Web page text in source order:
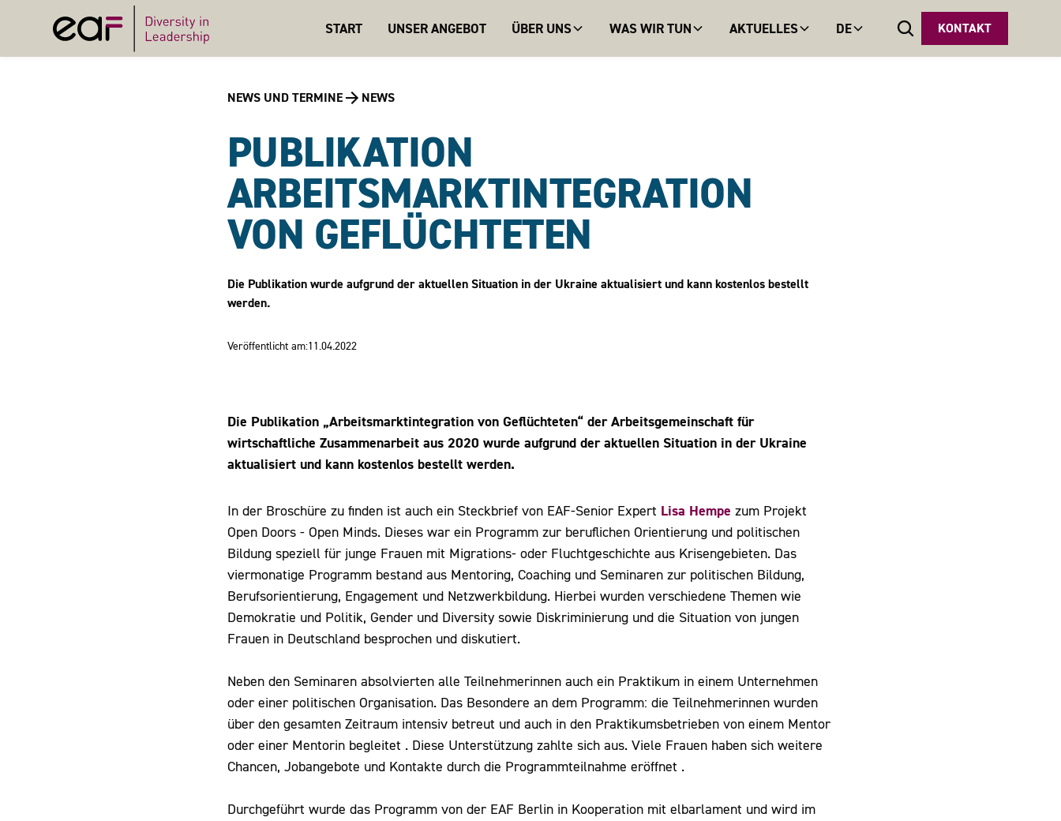
START UNSER ANGEBOT ÜBER UNS WAS WIR TUN AKTUELLES DE KONTAKT
NEWS UND TERMINE NEWS
PUBLIKATION
ARBEITSMARKTINTEGRATION
VON GEFLÜCHTETEN
Die Publikation wurde aufgrund der aktuellen Situation in der Ukraine aktualisiert und kann kostenlos bestellt
werden.
Veröffentlicht am:11.04.2022
Die Publikation „Arbeitsmarktintegration von Geflüchteten“ der Arbeitsgemeinschaft für
wirtschaftliche Zusammenarbeit aus 2020 wurde aufgrund der aktuellen Situation in der Ukraine
aktualisiert und kann kostenlos bestellt werden.
In der Broschüre zu finden ist auch ein Steckbrief von EAF-Senior Expert Lisa Hempe zum Projekt
Open Doors - Open Minds. Dieses war ein Programm zur beruflichen Orientierung und politischen
Bildung speziell für junge Frauen mit Migrations- oder Fluchtgeschichte aus Krisengebieten. Das
viermonatige Programm bestand aus Mentoring, Coaching und Seminaren zur politischen Bildung,
Berufsorientierung, Engagement und Netzwerkbildung. Hierbei wurden verschiedene Themen wie
Demokratie und Politik, Gender und Diversity sowie Diskriminierung und die Situation von jungen
Frauen in Deutschland besprochen und diskutiert.
Neben den Seminaren absolvierten alle Teilnehmerinnen auch ein Praktikum in einem Unternehmen
oder einer politischen Organisation. Das Besondere an dem Programm: die Teilnehmerinnen wurden
über den gesamten Zeitraum intensiv betreut und auch in den Praktikumsbetrieben von einem Mentor
oder einer Mentorin begleitet . Diese Unterstützung zahlte sich aus. Viele Frauen haben sich weitere
Chancen, Jobangebote und Kontakte durch die Programmteilnahme eröffnet .
Durchgeführt wurde das Programm von der EAF Berlin in Kooperation mit elbarlament und wird im